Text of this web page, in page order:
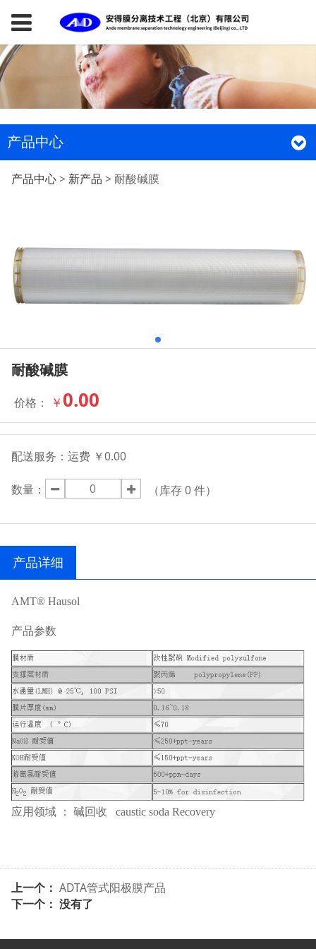
产品中心
耐酸碱膜
产品中心> 新产品 > 耐酸碱膜
耐酸碱膜
价格： ￥ 0.00
配送服务： 运费 ￥0.00
数量： （库存0件）
产品详细
AMT® Hausol
产品参数
应用领域 ： 碱回收 caustic soda Recovery
上一个： ADTA管式阳极膜产品
下一个： 没有了